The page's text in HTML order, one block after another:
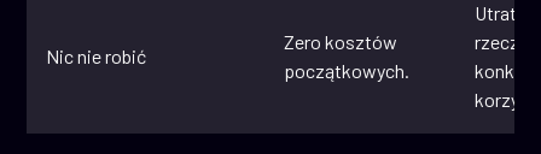
Nic nie robić
Zero kosztów
początkowych.
Utrata
rzecz